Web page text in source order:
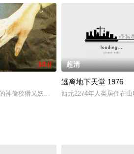
10.0
神偷狡猾又妖艳，那些黑道上闯荡的贼偷对
超清
逃离地下天堂 1976
西元2274年人类居住在